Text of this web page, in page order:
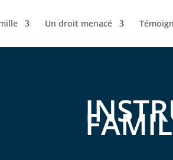
Un droit menacé